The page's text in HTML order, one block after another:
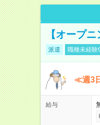
【オープ
派遣 職種未経験
≪週3
給与